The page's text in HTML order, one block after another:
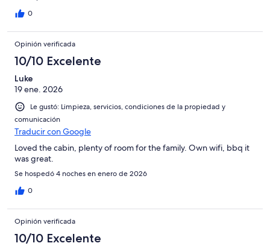
0
Opinión verificada
10/10 Excelente
Luke
19 ene. 2026
Le gustó: Limpieza, servicios, condiciones de la propiedad y
comunicación
Traducir con Google
Loved the cabin, plenty of room for the family. Own wifi, bbq it
was great.
Se hospedó 4 noches en enero de 2026
0
Opinión verificada
10/10 Excelente